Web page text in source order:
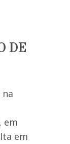
DE
em
em